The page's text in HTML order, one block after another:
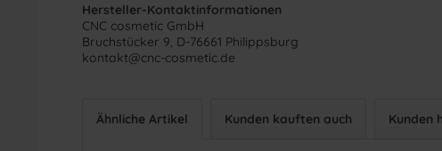
Hersteller-Kontaktinformationen
CNC cosmetic GmbH
Bruchstücker 9, D-76661 Philippsburg
kontakt@cnc-cosmetic.de
Ähnliche Artikel Kunden kauften auch Kunden